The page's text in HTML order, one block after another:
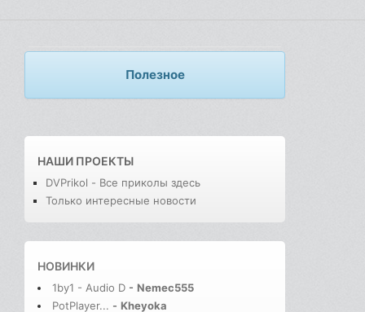
Полезное
НАШИ ПРОЕКТЫ
DVPrikol - Все приколы здесь
Только интересные новости
НОВИНКИ
1by1 - Audio D - Nemec555
PotPlayer... - Kheyoka